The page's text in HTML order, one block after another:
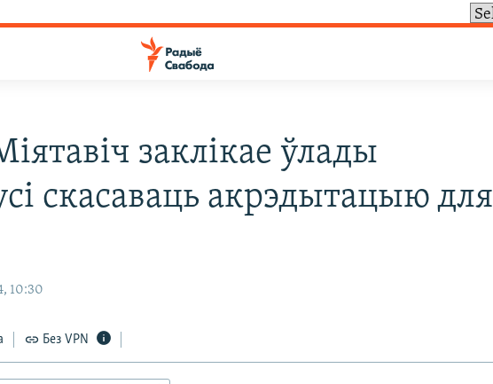
заклікае ўлады
скасаваць акрэдытацыю для
10:30
Без VPN